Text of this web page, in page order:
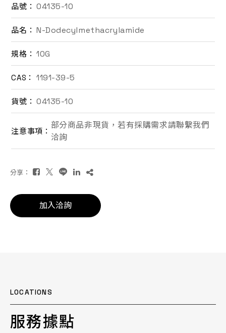
品號： 04135-10
品名： N-Dodecylmethacrylamide
規格： 10G
CAS： 1191-39-5
貨號： 04135-10
注意事項：
部分商品非現貨，若有採購需求請聯繫我們
洽詢
分享：
加入洽詢
LOCATIONS
服務據點
EN
詢價車